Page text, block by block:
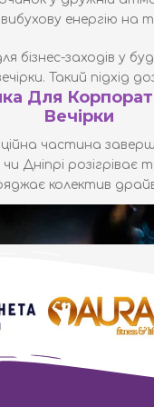
вибухову енергію
бізнес-заходів у
Такий підхід
Для
Вечірки
частина
чи Дніпрі розігріває
колектив